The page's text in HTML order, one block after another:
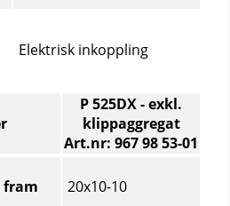
Elektrisk inkoppling
P 525DX - exkl.
klippaggregat
Art.nr: 967 98 53‑01
fram 20x10-10